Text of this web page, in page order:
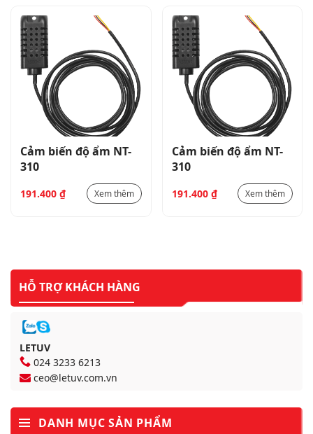
Cảm biến độ ẩm NT-
310
191.400 ₫ Xem thêm
Cảm biến độ ẩm NT-
310
191.400 ₫ Xem thêm
HỖ TRỢ KHÁCH HÀNG
LETUV
024 3233 6213
ceo@letuv.com.vn
DANH MỤC SẢN PHẨM